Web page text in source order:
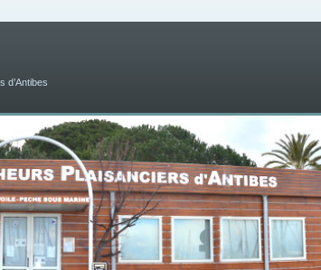
d’Antibes